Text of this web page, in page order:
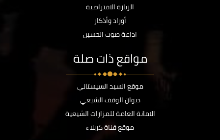
الزيارة الافتراضية
أوراد وأذكار
اذاعة صوت الحسين
مواقع ذات صلة
موقع السيد السيستاني
ديوان الوقف الشيعي
الامانة العامة للمزارات الشيعية
موقع قناة كربلاء